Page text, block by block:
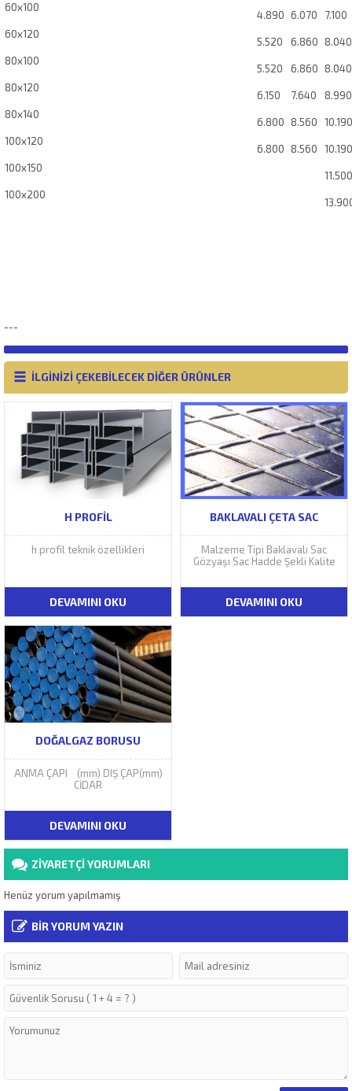
60x100
4.890 6.070
7.100
60x120
5.520 6.860
8.040
80x100
5.520 6.860
8.040
80x120
6.150 7.640
8.990
80x140
6.800 8.560
10.190
100x120
6.800 8.560
10.190
100x150
11.500
100x200
---
İLGİNİZİ ÇEKEBİLECEK DİĞER ÜRÜNLER
H PROFIL
h profil teknik özellikleri
DEVAMINI OKU
BAKLAVALI ÇETA SAC
Malzeme Tipi Baklavalı Sac
Gözyaşı Sac Hadde Şekli Kalite
DEVAMINI OKU
DOĞALGAZ BORUSU
ANMA ÇAPI (mm) DIŞ ÇAP(mm)
CİDAR
DEVAMINI OKU
ZİYARETÇİ YORUMLARI
Henüz yorum yapılmamış
BİR YORUM YAZIN